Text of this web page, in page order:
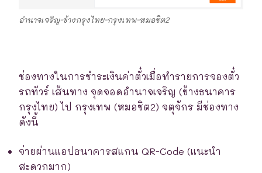
อำนาจเจริญ-ข้างกรุงไทย-กรุงเทพ-หมอชิต2
ช่องทางในการชำระเงินค่าตั๋วเมื่อทำรายการจองตั๋ว
รถทัวร์ เส้นทาง จุดจอดอำนาจเจริญ (ข้างธนาคาร
กรุงไทย) ไป กรุงเทพ (หมอชิต2) จตุจักร มีช่องทาง
ดังนี้
จ่ายผ่านแอปธนาคารสแกน QR-Code (แนะนำ
สะดวกมาก)